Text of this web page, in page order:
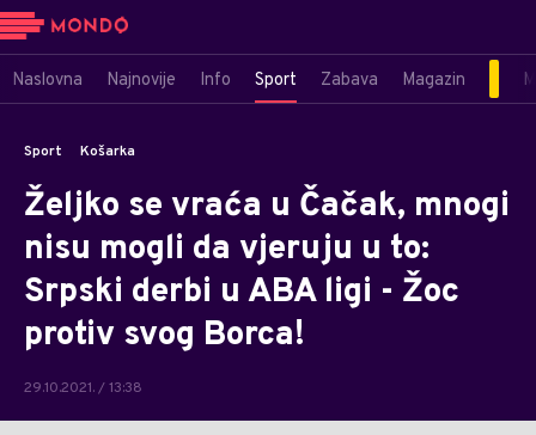
Naslovna Najnovije Info Sport Zabava Magazin
Sport Košarka
Željko se vraća u Čačak, mnogi
nisu mogli da vjeruju u to:
Srpski derbi u ABA ligi - Žoc
protiv svog Borca!
29.10.2021. / 13:38